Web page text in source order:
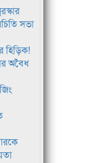
সভা
হিড়িক!
অবৈধ